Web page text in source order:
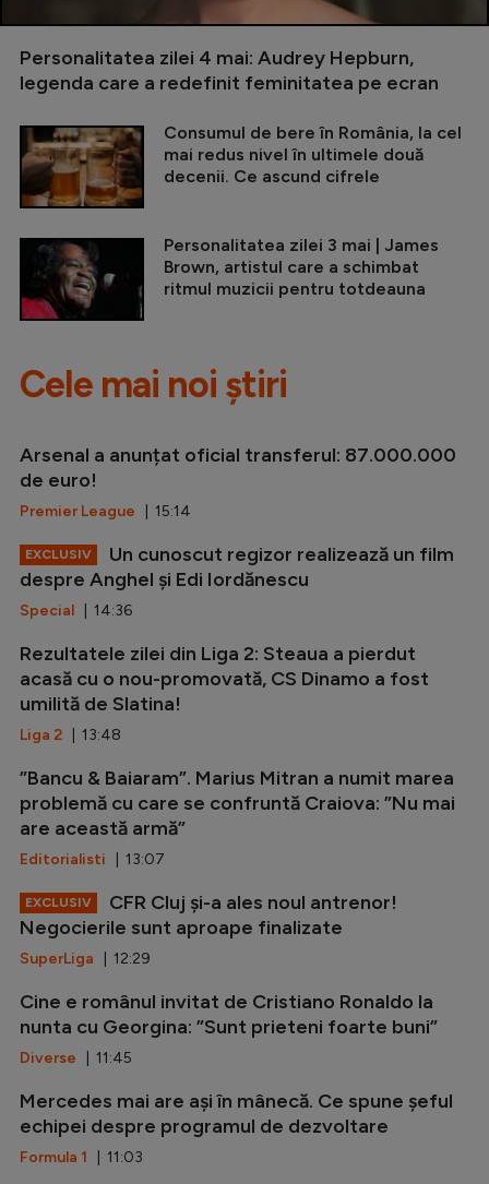
Personalitatea zilei 4 mai: Audrey Hepburn,
legenda care a redefinit feminitatea pe ecran
Consumul de bere în România, la cel
mai redus nivel în ultimele două
decenii. Ce ascund cifrele
Personalitatea zilei 3 mai | James
Brown, artistul care a schimbat
ritmul muzicii pentru totdeauna
Cele mai noi știri
Arsenal a anunțat oficial transferul: 87.000.000
de euro!
Premier League | 15:14
EXCLUSIV
Un cunoscut regizor realizează un film
despre Anghel și Edi Iordănescu
Special | 14:36
Rezultatele zilei din Liga 2: Steaua a pierdut
acasă cu o nou-promovată, CS Dinamo a fost
umilită de Slatina!
Liga 2 | 13:48
”Bancu & Baiaram”. Marius Mitran a numit marea
problemă cu care se confruntă Craiova: ”Nu mai
are această armă”
Editorialisti | 13:07
EXCLUSIV
CFR Cluj și-a ales noul antrenor!
Negocierile sunt aproape finalizate
SuperLiga | 12:29
Cine e românul invitat de Cristiano Ronaldo la
nunta cu Georgina: ”Sunt prieteni foarte buni”
Diverse | 11:45
Mercedes mai are ași în mânecă. Ce spune șeful
echipei despre programul de dezvoltare
Formula 1 | 11:03